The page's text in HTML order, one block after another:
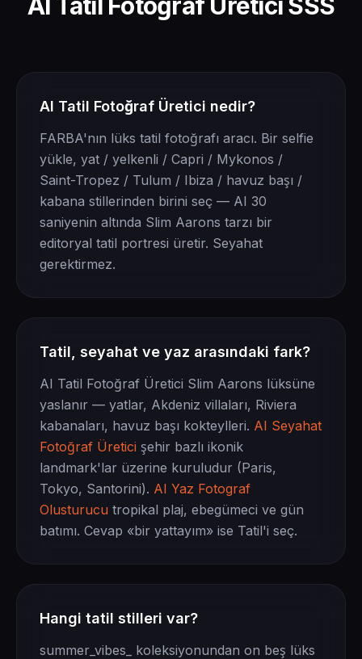
AI Tatil Fotoğraf Üretici nedir?
FARBA'nın lüks tatil fotoğrafı aracı. Bir selfie
yükle, yat / yelkenli / Capri / Mykonos /
Saint-Tropez / Tulum / Ibiza / havuz başı /
kabana stillerinden birini seç — AI 30
saniyenin altında Slim Aarons tarzı bir
editoryal tatil portresi üretir. Seyahat
gerektirmez.
Tatil, seyahat ve yaz arasındaki fark?
AI Tatil Fotoğraf Üretici Slim Aarons lüksüne
yaslanır — yatlar, Akdeniz villaları, Riviera
kabanaları, havuz başı kokteylleri. AI Seyahat
Fotoğraf Üretici şehir bazlı ikonik
landmark'lar üzerine kuruludur (Paris,
Tokyo, Santorini). AI Yaz Fotograf
Olusturucu tropikal plaj, ebegümeci ve gün
batımı. Cevap «bir yattayım» ise Tatil'i seç.
Hangi tatil stilleri var?
summer_vibes_ koleksiyonundan on beş lüks